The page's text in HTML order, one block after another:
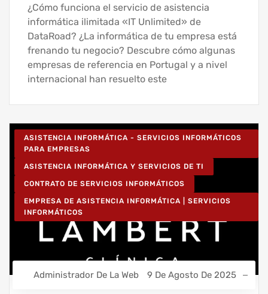
¿Cómo funciona el servicio de asistencia
informática ilimitada «IT Unlimited» de
DataRoad? ¿La informática de tu empresa está
frenando tu negocio? Descubre cómo algunas
empresas de referencia en Portugal y a nivel
internacional han resuelto este
ASISTENCIA INFORMÁTICA - SERVICIOS INFORMÁTICOS
PARA EMPRESAS
ASISTENCIA INFORMÁTICA Y SERVICIOS DE TI
CONTRATO DE SERVICIOS INFORMÁTICOS
EMPRESA DE ASISTENCIA INFORMÁTICA | SERVICIOS
INFORMÁTICOS
Administrador De La Web 9 De Agosto De 2025